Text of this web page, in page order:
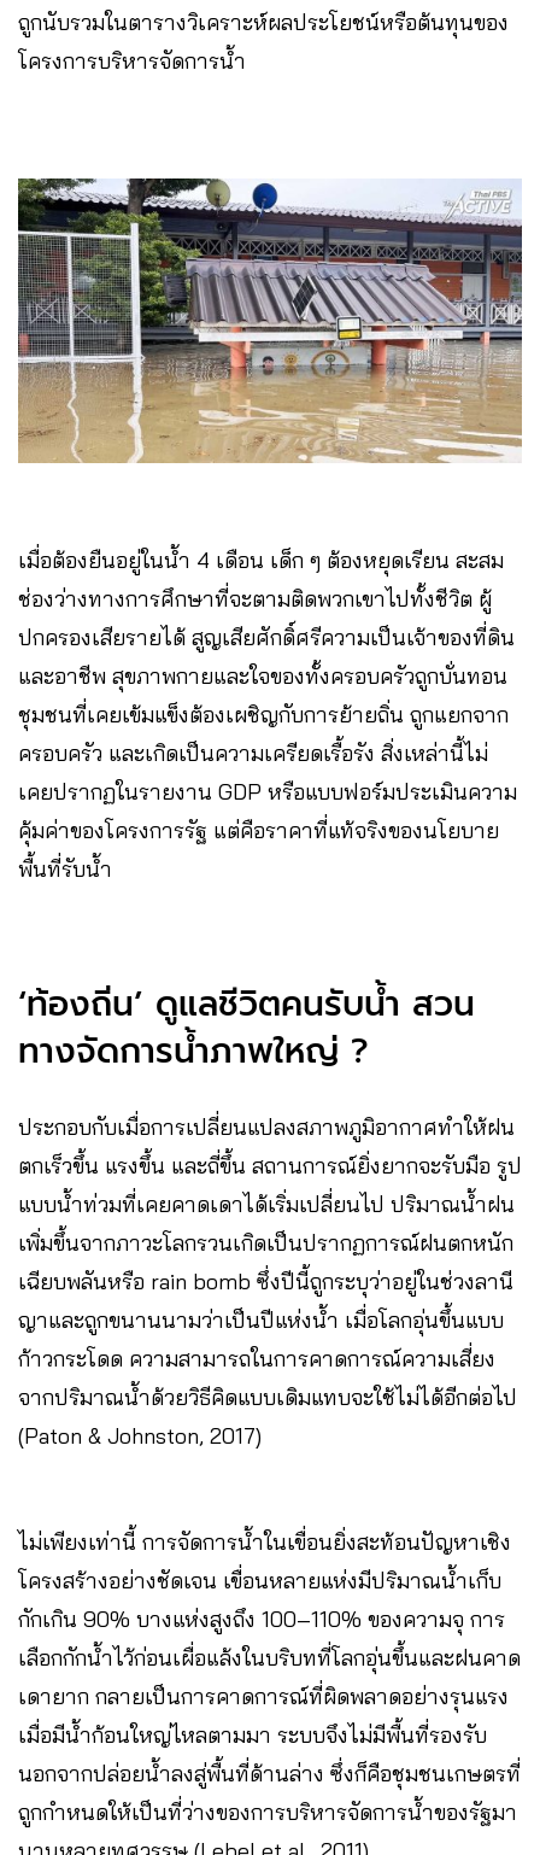
ถูกนับรวมในตารางวิเคราะห์ผลประโยชน์หรือต้นทุนของ
โครงการบริหารจัดการน้ำ
เมื่อต้องยืนอยู่ในน้ำ 4 เดือน เด็ก ๆ ต้องหยุดเรียน สะสม
ช่องว่างทางการศึกษาที่จะตามติดพวกเขาไปทั้งชีวิต ผู้
ปกครองเสียรายได้ สูญเสียศักดิ์ศรีความเป็นเจ้าของที่ดิน
และอาชีพ สุขภาพกายและใจของทั้งครอบครัวถูกบั่นทอน
ชุมชนที่เคยเข้มแข็งต้องเผชิญกับการย้ายถิ่น ถูกแยกจาก
ครอบครัว และเกิดเป็นความเครียดเรื้อรัง สิ่งเหล่านี้ไม่
เคยปรากฏในรายงาน GDP หรือแบบฟอร์มประเมินความ
คุ้มค่าของโครงการรัฐ แต่คือราคาที่แท้จริงของนโยบาย
พื้นที่รับน้ำ
‘ท้องถิ่น’ ดูแลชีวิตคนรับน้ำ สวน
ทางจัดการน้ำภาพใหญ่ ?
ประกอบกับเมื่อการเปลี่ยนแปลงสภาพภูมิอากาศทำให้ฝน
ตกเร็วขึ้น แรงขึ้น และถี่ขึ้น สถานการณ์ยิ่งยากจะรับมือ รูป
แบบน้ำท่วมที่เคยคาดเดาได้เริ่มเปลี่ยนไป ปริมาณน้ำฝน
เพิ่มขึ้นจากภาวะโลกรวนเกิดเป็นปรากฏการณ์ฝนตกหนัก
เฉียบพลันหรือ rain bomb ซึ่งปีนี้ถูกระบุว่าอยู่ในช่วงลานี
ญาและถูกขนานนามว่าเป็นปีแห่งน้ำ เมื่อโลกอุ่นขึ้นแบบ
ก้าวกระโดด ความสามารถในการคาดการณ์ความเสี่ยง
จากปริมาณน้ำด้วยวิธีคิดแบบเดิมแทบจะใช้ไม่ได้อีกต่อไป
(Paton & Johnston, 2017)
ไม่เพียงเท่านี้ การจัดการน้ำในเขื่อนยิ่งสะท้อนปัญหาเชิง
โครงสร้างอย่างชัดเจน เขื่อนหลายแห่งมีปริมาณน้ำเก็บ
กักเกิน 90% บางแห่งสูงถึง 100–110% ของความจุ การ
เลือกกักน้ำไว้ก่อนเผื่อแล้งในบริบทที่โลกอุ่นขึ้นและฝนคาด
เดายาก กลายเป็นการคาดการณ์ที่ผิดพลาดอย่างรุนแรง
เมื่อมีน้ำก้อนใหญ่ไหลตามมา ระบบจึงไม่มีพื้นที่รองรับ
นอกจากปล่อยน้ำลงสู่พื้นที่ด้านล่าง ซึ่งก็คือชุมชนเกษตรที่
ถูกกำหนดให้เป็นที่ว่างของการบริหารจัดการน้ำของรัฐมา